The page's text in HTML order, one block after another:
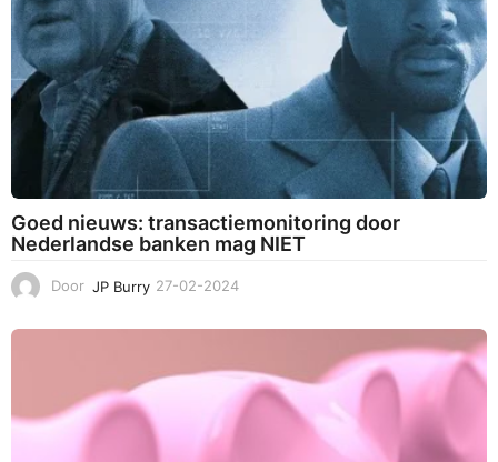
Goed nieuws: transactiemonitoring door
Nederlandse banken mag NIET
Door JP Burry 27-02-2024
-
7
-
2